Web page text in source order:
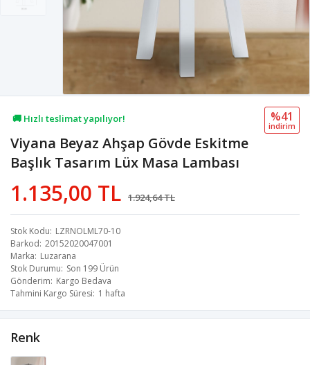
🚚 Hızlı teslimat yapılıyor!
💖 57,2B kişi favoriledi!
💸 Sepette 100 TL indirim!
Viyana Beyaz Ahşap Gövde Eskitme
Başlık Tasarım Lüx Masa Lambası
1.135,00 TL 1.924,64 TL
%41
i̇ndi̇ri̇m
Stok Kodu LZRNOLML70-10
Barkod 20152020047001
Marka Luzarana
Stok Durumu Son 199 Ürün
Gönderim Kargo Bedava
Tahmini Kargo Süresi 1 hafta
Renk